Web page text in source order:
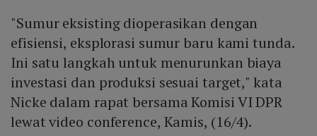
"Sumur eksisting dioperasikan dengan
efisiensi, eksplorasi sumur baru kami tunda.
Ini satu langkah untuk menurunkan biaya
investasi dan produksi sesuai target," kata
Nicke dalam rapat bersama Komisi VI DPR
lewat video conference, Kamis, (16/4).